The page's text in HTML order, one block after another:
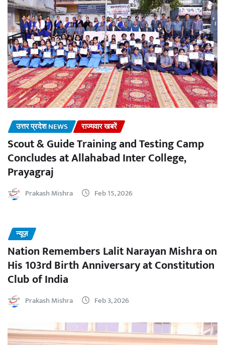
उत्तर प्रदेश NEWS राज्यवार खबरें
Scout & Guide Training and Testing Camp
Concludes at Allahabad Inter College,
Prayagraj
Prakash Mishra Feb 15, 2026
न्यूज़
Nation Remembers Lalit Narayan Mishra on
His 103rd Birth Anniversary at Constitution
Club of India
Prakash Mishra Feb 3, 2026